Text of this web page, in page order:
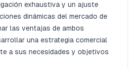
exhaustiva y un ajuste
dinámicas del mercado de
las ventajas de ambos
una estrategia comercial
a sus necesidades y objetivos